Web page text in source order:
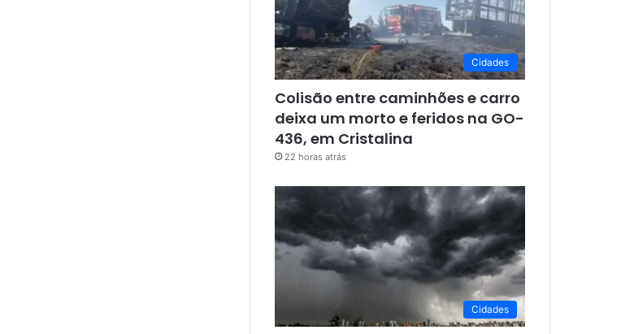
Cidades
Colisão entre caminhões e carro
deixa um morto e feridos na GO-
436, em Cristalina
22 horas atrás
Cidades